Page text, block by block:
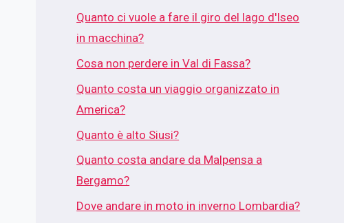
Quanto ci vuole a fare il giro del lago d'Iseo
in macchina?
Cosa non perdere in Val di Fassa?
Quanto costa un viaggio organizzato in
America?
Quanto è alto Siusi?
Quanto costa andare da Malpensa a
Bergamo?
Dove andare in moto in inverno Lombardia?